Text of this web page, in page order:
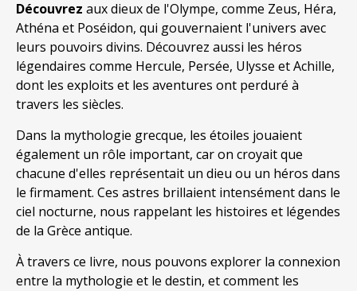
Découvrez aux dieux de l'Olympe, comme Zeus, Héra,
Athéna et Poséidon, qui gouvernaient l'univers avec
leurs pouvoirs divins. Découvrez aussi les héros
légendaires comme Hercule, Persée, Ulysse et Achille,
dont les exploits et les aventures ont perduré à
travers les siècles.
Dans la mythologie grecque, les étoiles jouaient
également un rôle important, car on croyait que
chacune d'elles représentait un dieu ou un héros dans
le firmament. Ces astres brillaient intensément dans le
ciel nocturne, nous rappelant les histoires et légendes
de la Grèce antique.
À travers ce livre, nous pouvons explorer la connexion
entre la mythologie et le destin, et comment les